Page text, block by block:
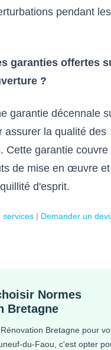
pendant les
garanties offertes
?
garantie décennale
assurer la qualité des
Cette garantie couvre
de mise en œuvre
d'esprit.
services | Demander un
Normes
Bretagne
Bretagne pour
du-Faou, c'est opter